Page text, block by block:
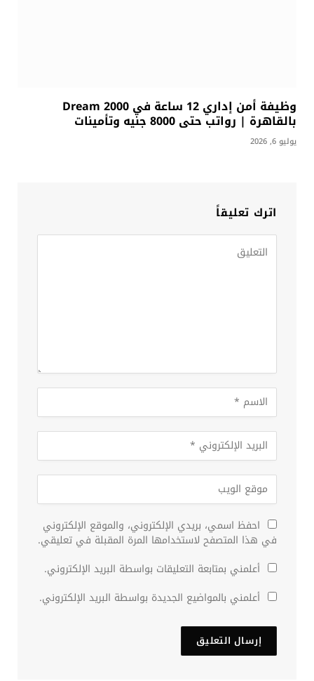
وظيفة أمن إداري 12 ساعة في Dream 2000
بالقاهرة | رواتب حتى 8000 جنيه وتأمينات
يوليو 6, 2026
اترك تعليقاً
احفظ اسمي، بريدي الإلكتروني، والموقع الإلكتروني
في هذا المتصفح لاستخدامها المرة المقبلة في تعليقي.
أعلمني بمتابعة التعليقات بواسطة البريد الإلكتروني.
أعلمني بالمواضيع الجديدة بواسطة البريد الإلكتروني.